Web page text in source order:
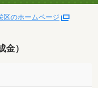
区のホームページ
）